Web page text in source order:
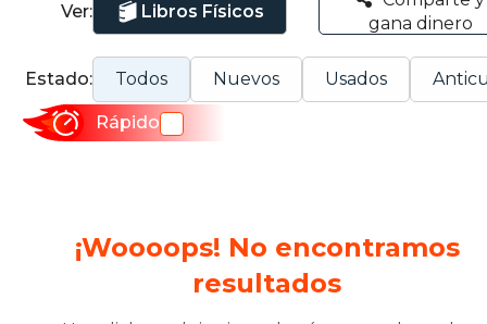
Ver: Libros Físicos
gana dinero
Estado: Todos Nuevos Usados
Rápido
¡Woooops! No encontramos
resultados